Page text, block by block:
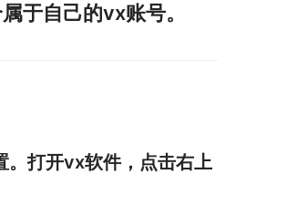
于自己的vx账号。
。打开vx软件，点击右上